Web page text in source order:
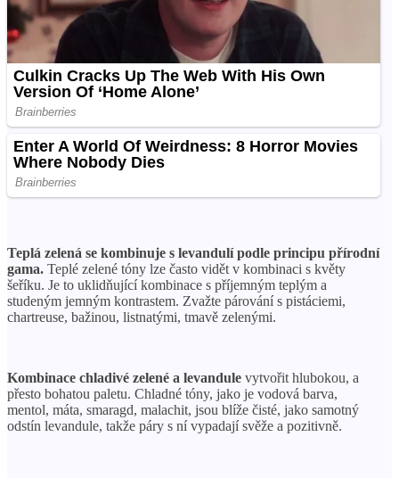
Teplá zelená se kombinuje s levandulí podle principu přírodní
gama. Teplé zelené tóny lze často vidět v kombinaci s květy
šeříku. Je to uklidňující kombinace s příjemným teplým a
studeným jemným kontrastem. Zvažte párování s pistáciemi,
chartreuse, bažinou, listnatými, tmavě zelenými.
Kombinace chladivé zelené a levandule vytvořit hlubokou, a
přesto bohatou paletu. Chladné tóny, jako je vodová barva,
mentol, máta, smaragd, malachit, jsou blíže čisté, jako samotný
odstín levandule, takže páry s ní vypadají svěže a pozitivně.